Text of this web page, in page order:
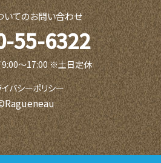
いてのお問い合わせ
55-6322
〜17:00 ※土日定休
バシーポリシー